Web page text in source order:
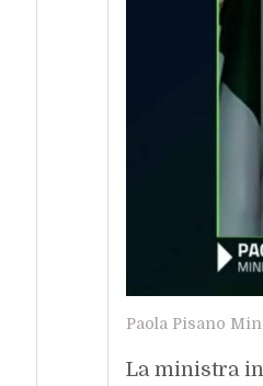
Paola Pisano
La ministra